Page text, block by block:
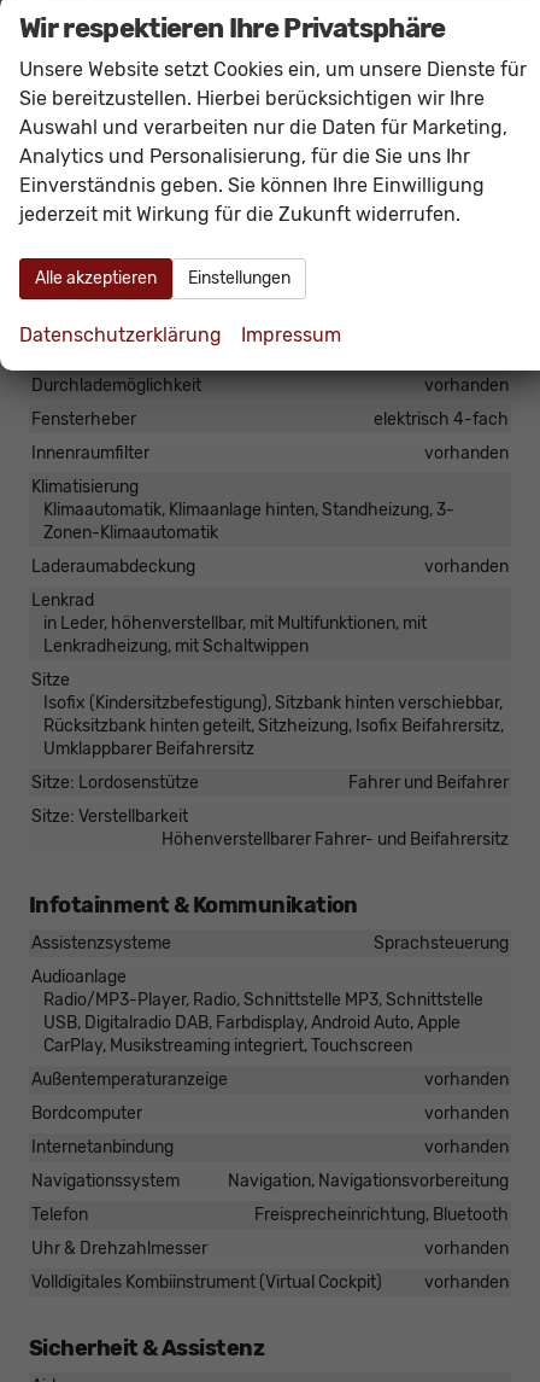
Hinweis: Das Fahrzeug verfügt über die
serienmäßige
elektrische Standklimatisierung
(Standheizung und Standkühlung, je nach
Funktionalität programmierbar oder per App)
Eine kraftstoffbetriebene Heizung mit separater
Funkfernbedienung ist nicht verbaut.
Ambiente-Beleuchtung
Doppelter Laderaumboden
Durchlademöglichkeit
vorhanden
Fensterheber
elektrisch 4-fach
Innenraumfilter
vorhanden
Klimatisierung
Klimaautomatik, Klimaanlage hinten, Standheizung, 3-
Zonen-Klimaautomatik
Laderaumabdeckung
vorhanden
Lenkrad
in Leder, höhenverstellbar, mit Multifunktionen, mit
Lenkradheizung, mit Schaltwippen
Sitze
Isofix (Kindersitzbefestigung), Sitzbank hinten verschiebbar,
Rücksitzbank hinten geteilt, Sitzheizung, Isofix Beifahrersitz,
Umklappbarer Beifahrersitz
Sitze: Lordosenstütze
Fahrer und Beifahrer
Sitze: Verstellbarkeit
Höhenverstellbarer Fahrer- und Beifahrersitz
Infotainment & Kommunikation
Assistenzsysteme
Sprachsteuerung
Audioanlage
Radio/MP3-Player, Radio, Schnittstelle MP3, Schnittstelle
USB, Digitalradio DAB, Farbdisplay, Android Auto, Apple
CarPlay, Musikstreaming integriert, Touchscreen
Außentemperaturanzeige
vorhanden
Bordcomputer
vorhanden
Internetanbindung
vorhanden
Navigationssystem
Navigation, Navigationsvorbereitung
Telefon
Freisprecheinrichtung, Bluetooth
Uhr & Drehzahlmesser
vorhanden
Volldigitales Kombiinstrument (Virtual Cockpit)
vorhanden
Sicherheit & Assistenz
Wir respektieren Ihre Privatsphäre
Unsere Website setzt Cookies ein, um unsere Dienste für
Sie bereitzustellen. Hierbei berücksichtigen wir Ihre
Auswahl und verarbeiten nur die Daten für Marketing,
Analytics und Personalisierung, für die Sie uns Ihr
Einverständnis geben. Sie können Ihre Einwilligung
jederzeit mit Wirkung für die Zukunft widerrufen.
Alle akzeptieren Einstellungen
Datenschutzerklärung Impressum